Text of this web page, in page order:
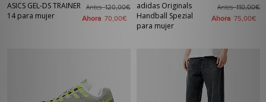
ASICS GEL-DS TRAINER
14 para mujer
Antes120,00€
Ahora 70,00€
adidas Originals
Handball Spezial
para mujer
Antes110,00€
Ahora 75,00€